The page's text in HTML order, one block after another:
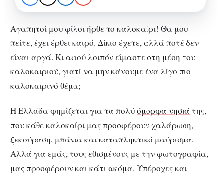
φωτογραφίσεις!
Αγαπητοί μου φίλοι ήρθε το καλοκαίρι! Θα μου
πείτε, έχει έρθει καιρό. Δίκιο έχετε, αλλά ποτέ δεν
είναι αργά. Κι αφού λοιπόν είμαστε στη μέση του
καλοκαιριού, γιατί να μην κάνουμε ένα λίγο πιο
καλοκαιρινό θέμα;
Η Ελλάδα φημίζεται για τα πολύόμορφα νησιά της,
που κάθε καλοκαίρι μας προσφέρουν χαλάρωση,
ξεκούραση, μπάνια και καταπληκτικό μαύρισμα.
Αλλά για εμάς, τους εθισμένους με την φωτογραφία,
μας προσφέρουν και κάτι ακόμα. Υπέροχες και